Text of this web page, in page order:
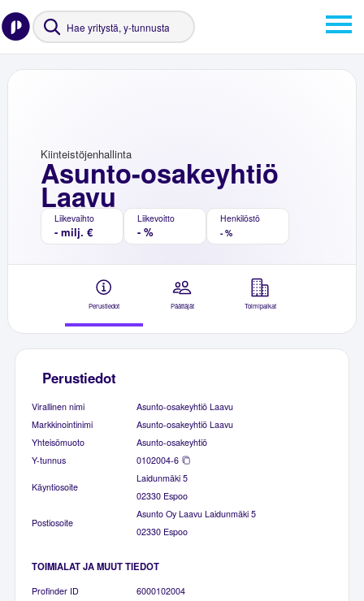
Asunto-osakeyhtiö
Laavu
Kiinteistöjenhallinta
Liikevaihto
- milj. €
Liikevoitto
- %
Henkilöstö
- %
Perustiedot Päättäjät Toimipaikat
Perustiedot
Virallinen nimi
Asunto-osakeyhtiö Laavu
Markkinointinimi
Asunto-osakeyhtiö Laavu
Yhteisömuoto
Asunto-osakeyhtiö
Y-tunnus
0102004-6
Käyntiosoite
Laidunmäki 5
02330 Espoo
Postiosoite
Asunto Oy Laavu Laidunmäki 5
02330 Espoo
TOIMIALAT JA MUUT TIEDOT
Profinder ID
6000102004